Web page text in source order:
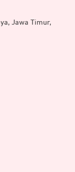
Jawa Timur,